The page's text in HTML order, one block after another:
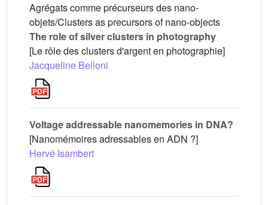
Agrégats comme précurseurs des nano-
objets/Clusters as precursors of nano-objects
The role of silver clusters in photography
[Le rôle des clusters d'argent en photographie]
Jacqueline Belloni
Voltage addressable nanomemories in DNA?
[Nanomémoires adressables en ADN ?]
Hervé Isambert